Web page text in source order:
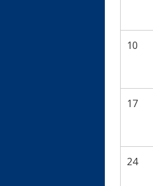
10
17
24